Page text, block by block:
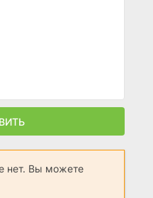
нет. Вы можете